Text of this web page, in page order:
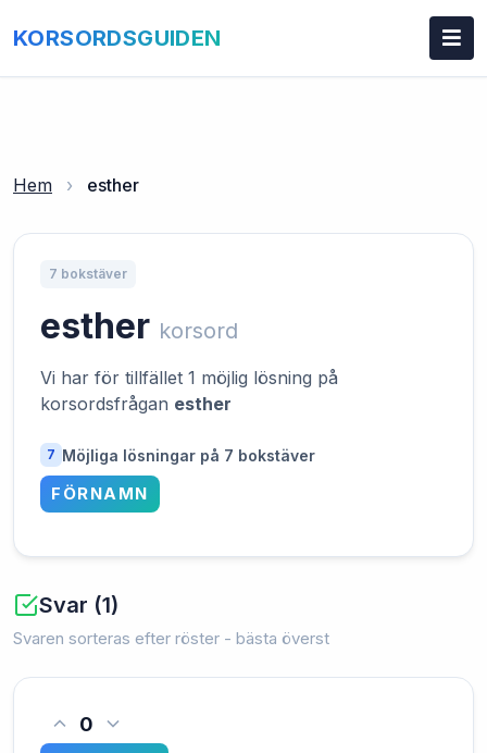
KORSORDSGUIDEN
Hem › esther
7 bokstäver
esther korsord
Vi har för tillfället 1 möjlig lösning på
korsordsfrågan esther
7 Möjliga lösningar på 7 bokstäver
FÖRNAMN
Svar (1)
Svaren sorteras efter röster - bästa överst
0